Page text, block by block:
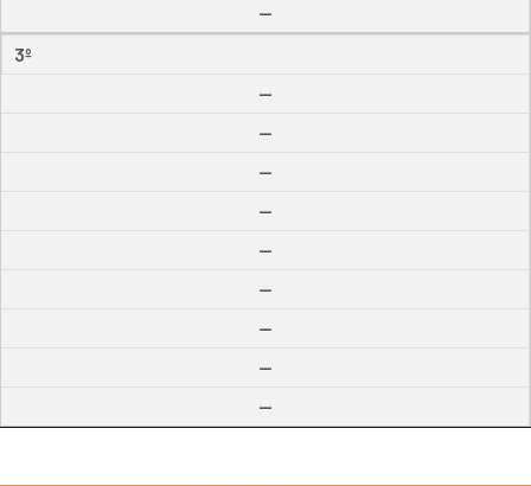
--
3º
--
--
--
--
--
--
--
--
--